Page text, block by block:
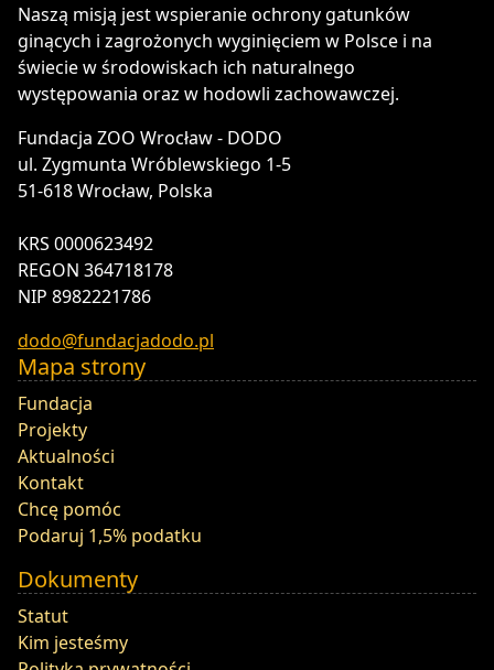
DODO - Fundacja ZOO Wrocław
Naszą misją jest wspieranie ochrony gatunków
ginących i zagrożonych wyginięciem w Polsce i na
świecie w środowiskach ich naturalnego
występowania oraz w hodowli zachowawczej.
Fundacja ZOO Wrocław - DODO
ul. Zygmunta Wróblewskiego 1-5
51-618 Wrocław, Polska
KRS 0000623492
REGON 364718178
NIP 8982221786
dodo@fundacjadodo.pl
Mapa strony
Fundacja
Projekty
Aktualności
Kontakt
Chcę pomóc
Podaruj 1,5% podatku
Dokumenty
Statut
Kim jesteśmy